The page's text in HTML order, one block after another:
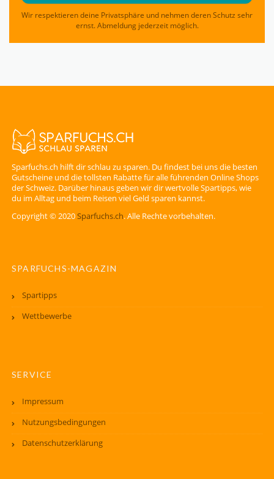
Wir respektieren deine Privatsphäre und nehmen deren Schutz sehr
ernst. Abmeldung jederzeit möglich.
Sparfuchs.ch hilft dir schlau zu sparen. Du findest bei uns die besten
Gutscheine und die tollsten Rabatte für alle führenden Online Shops
der Schweiz. Darüber hinaus geben wir dir wertvolle Spartipps, wie
du im Alltag und beim Reisen viel Geld sparen kannst.
Copyright © 2020Sparfuchs.ch. Alle Rechte vorbehalten.
SPARFUCHS-MAGAZIN
Spartipps
Wettbewerbe
SERVICE
Impressum
Nutzungsbedingungen
Datenschutzerklärung